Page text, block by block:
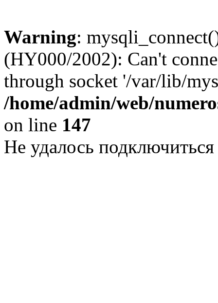
Warning:
(HY000/2002): Can't
through socket '/var/lib/
/home/admin/web/
on line 147
Не удалось